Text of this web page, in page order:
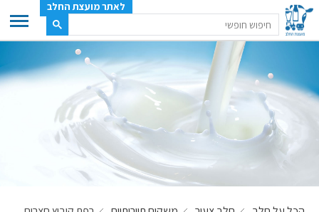
ענף החלב
מועצת החלב
משק החלב
תעשיית החלב
לאתר מועצת החלב